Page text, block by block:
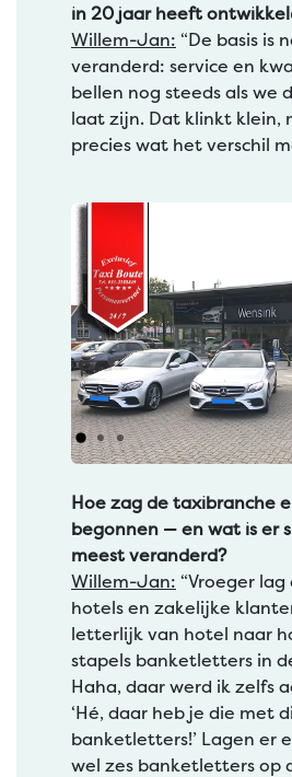
in 20 jaar heeft
Willem-Jan: “De basis is
veranderd: service en
bellen nog steeds als we
laat zijn. Dat klinkt klein,
precies wat het verschil
Hoe zag de taxibranche
begonnen — en wat is er
meest veranderd?
Willem-Jan: “Vroeger lag
hotels en zakelijke
letterlijk van hotel naar
stapels banketletters in
Haha, daar werd ik zelfs
‘Hé, daar heb je die met
banketletters!’ Lagen er
wel zes banketletters op